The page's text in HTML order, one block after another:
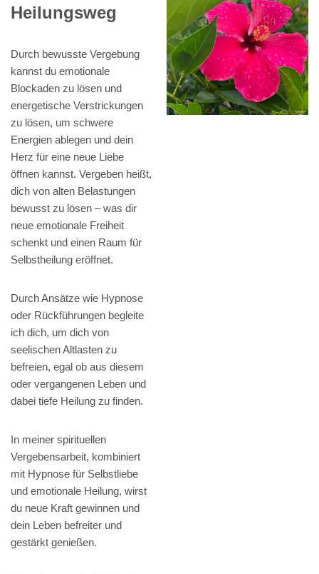
Heilungsweg
Durch bewusste Vergebung
kannst du emotionale
Blockaden zu lösen und
energetische Verstrickungen
zu lösen, um schwere
Energien ablegen und dein
Herz für eine neue Liebe
öffnen kannst. Vergeben heißt,
dich von alten Belastungen
bewusst zu lösen – was dir
neue emotionale Freiheit
schenkt und einen Raum für
Selbstheilung eröffnet.
Durch Ansätze wie Hypnose
oder Rückführungen begleite
ich dich, um dich von
seelischen Altlasten zu
befreien, egal ob aus diesem
oder vergangenen Leben und
dabei tiefe Heilung zu finden.
In meiner spirituellen
Vergebensarbeit, kombiniert
mit Hypnose für Selbstliebe
und emotionale Heilung, wirst
du neue Kraft gewinnen und
dein Leben befreiter und
gestärkt genießen.